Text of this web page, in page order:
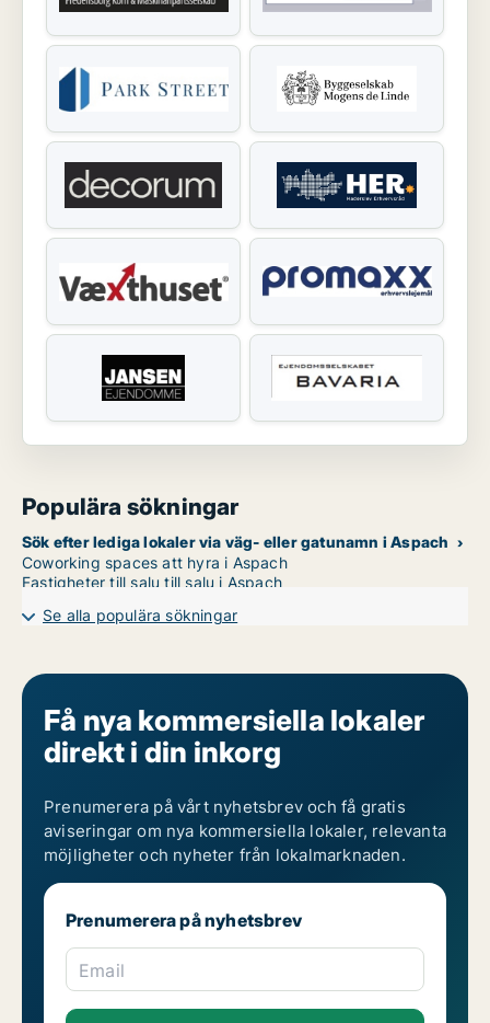
Populära sökningar
Sök efter lediga lokaler via väg- eller gatunamn i Aspach
Coworking spaces att hyra i Aspach
Fastigheter till salu till salu i Aspach
Se alla populära sökningar
Få nya kommersiella lokaler
direkt i din inkorg
Prenumerera på vårt nyhetsbrev och få gratis
aviseringar om nya kommersiella lokaler, relevanta
möjligheter och nyheter från lokalmarknaden.
Prenumerera på nyhetsbrev
Email